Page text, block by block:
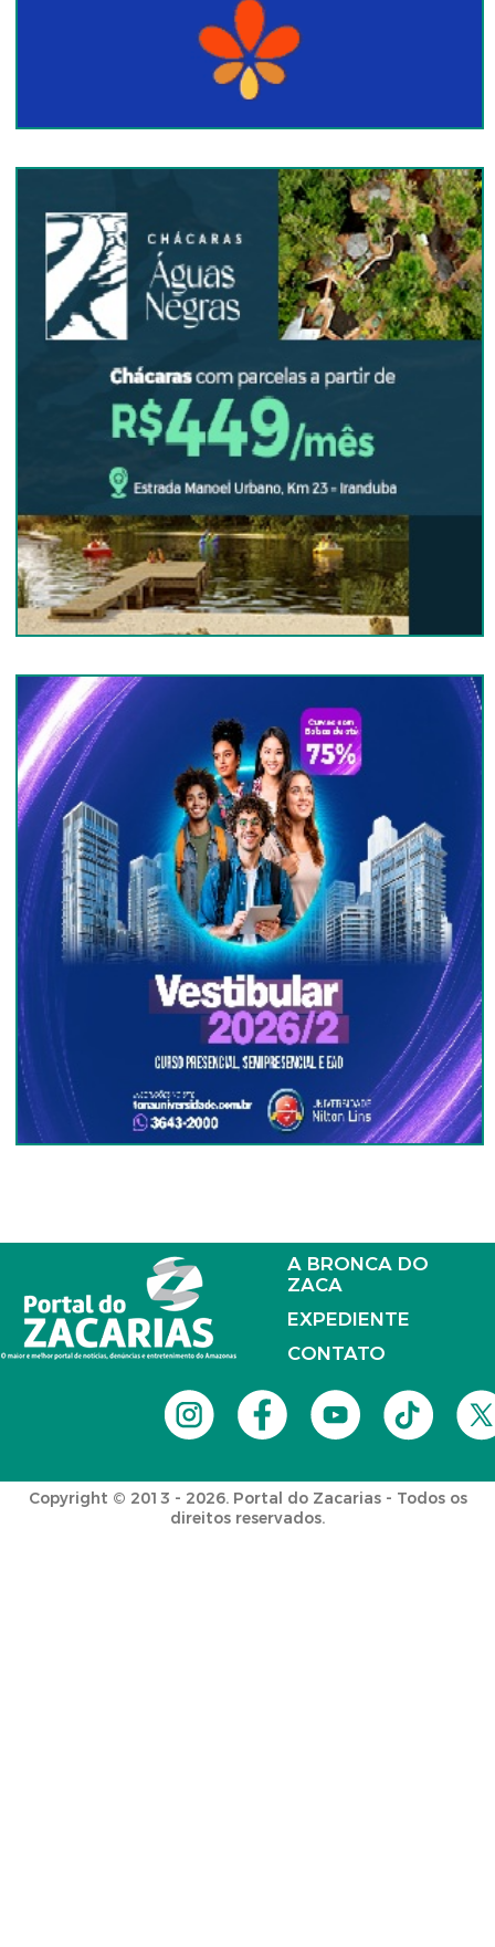
A BRONCA DO
ZACA
EXPEDIENTE
CONTATO
Copyright © 2013 - 2026. Portal do Zacarias - Todos os
direitos reservados.